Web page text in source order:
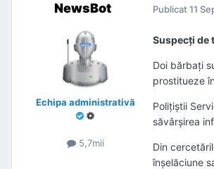
NewsBot
Echipa administrativă
5,7mii
Publicat11
Suspecţi de
Doi bărbaţi
prostitueze
Poliţiştii
săvârşirea
Din
înşelăciune